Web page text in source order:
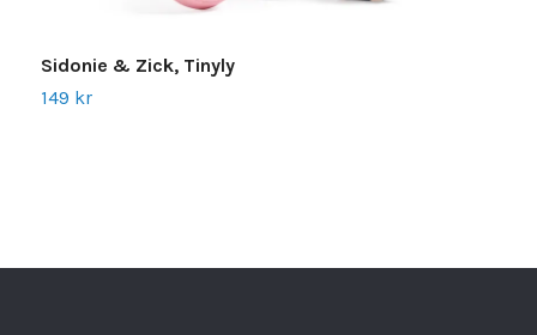
Sidonie & Zick, Tinyly
149 kr